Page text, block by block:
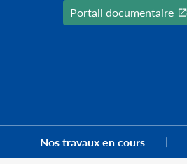
Portail documentaire
Nos travaux en cours